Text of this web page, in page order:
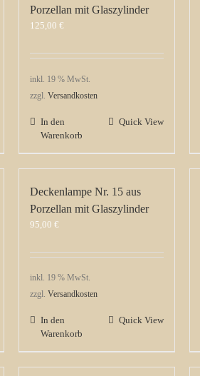
Porzellan mit Glaszylinder
125,00 €
inkl. 19 % MwSt.
zzgl. Versandkosten
In den
Warenkorb
Quick View
Deckenlampe Nr. 15 aus
Porzellan mit Glaszylinder
95,00 €
inkl. 19 % MwSt.
zzgl. Versandkosten
In den
Warenkorb
Quick View